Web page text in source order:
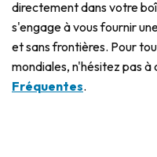
directement dans votre
s'engage à vous fournir
et sans frontières. Pour
mondiales, n'hésitez pas à
Fréquentes.